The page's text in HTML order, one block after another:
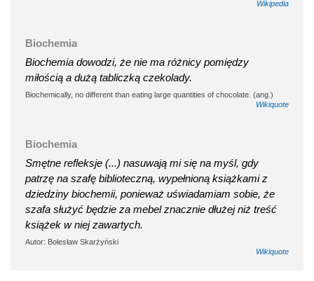
Wikipedia
Biochemia
Biochemia dowodzi, że nie ma różnicy pomiędzy
miłością a dużą tabliczką czekolady.
Biochemically, no different than eating large quantities of chocolate. (ang.)
Wikiquote
Biochemia
Smętne refleksje (...) nasuwają mi się na myśl, gdy
patrzę na szafę biblioteczną, wypełnioną książkami z
dziedziny biochemii, ponieważ uświadamiam sobie, że
szafa służyć będzie za mebel znacznie dłużej niż treść
książek w niej zawartych.
Autor: Bolesław Skarżyński
Wikiquote